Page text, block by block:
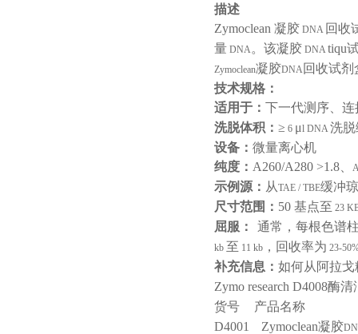
描述
Zymoclean 凝胶 DNA 回收
量 DNA。该凝胶 DNAtiqu
Zymoclean凝胶DNA回收试剂
技术规格：
适用于： 下一代测序、连
洗脱体积： ≥ 6 μl DNA洗
设备： 微量离心机
纯度： A260/A280 >1.8
示例源： 从TAE / TBE缓冲
尺寸范围： 50 基点至 23
屈服： 通常，每根色谱
kb 至 11 kb ，回收率为 23-
补充信息： 如何从阿拉
Zymo research D4008酶清
货号
产品名称
D4001
Zymoclean凝胶